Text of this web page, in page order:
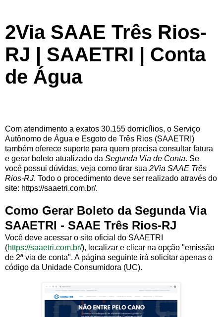
2Via SAAE Três Rios-
RJ | SAAETRI | Conta
de Água
Com atendimento a exatos 30.155 domicílios, o Serviço
Autônomo de Água e Esgoto de Três Rios (SAAETRI)
também oferece suporte para quem precisa consultar fatura
e gerar boleto atualizado da Segunda Via de Conta. Se
você possui dúvidas, veja como tirar sua 2Via SAAE Três
Rios-RJ. Todo o procedimento deve ser realizado através do
site: https://saaetri.com.br/.
Como Gerar Boleto da Segunda Via
SAAETRI - SAAE Três Rios-RJ
Você deve acessar o site oficial do SAAETRI
(https://saaetri.com.br/), localizar e clicar na opção "emissão
de 2ª via de conta". A página seguinte irá solicitar apenas o
código da Unidade Consumidora (UC).